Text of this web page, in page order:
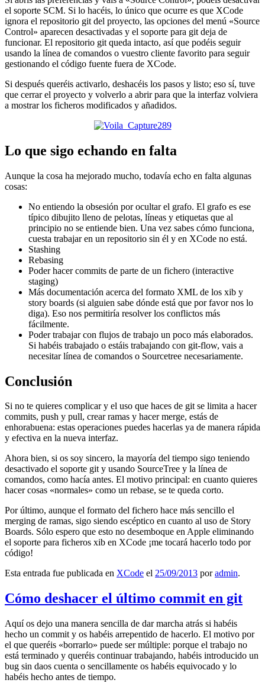
el soporte SCM. Si lo hacéis, lo único que ocurre es que XCode
ignora el repositorio git del proyecto, las opciones del menú «Source
Control» aparecen desactivadas y el soporte para git deja de
funcionar. El repositorio git queda intacto, así que podéis seguir
usando la línea de comandos o vuestro cliente favorito para seguir
gestionando el código fuente fuera de XCode.
Si después queréis activarlo, deshacéis los pasos y listo; eso sí, tuve
que cerrar el proyecto y volverlo a abrir para que la interfaz volviera
a mostrar los ficheros modificados y añadidos.
Lo que sigo echando en falta
Aunque la cosa ha mejorado mucho, todavía echo en falta algunas
cosas:
No entiendo la obsesión por ocultar el grafo. El grafo es ese
típico dibujito lleno de pelotas, líneas y etiquetas que al
principio no se entiende bien. Una vez sabes cómo funciona,
cuesta trabajar en un repositorio sin él y en XCode no está.
Stashing
Rebasing
Poder hacer commits de parte de un fichero (interactive
staging)
Más documentación acerca del formato XML de los xib y
story boards (si alguien sabe dónde está que por favor nos lo
diga). Eso nos permitiría resolver los conflictos más
fácilmente.
Poder trabajar con flujos de trabajo un poco más elaborados.
Si habéis trabajado o estáis trabajando con git-flow, vais a
necesitar línea de comandos o Sourcetree necesariamente.
Conclusión
Si no te quieres complicar y el uso que haces de git se limita a hacer
commits, push y pull, crear ramas y hacer merge, estás de
enhorabuena: estas operaciones puedes hacerlas ya de manera rápida
y efectiva en la nueva interfaz.
Ahora bien, si os soy sincero, la mayoría del tiempo sigo teniendo
desactivado el soporte git y usando SourceTree y la línea de
comandos, como hacía antes. El motivo principal: en cuanto quieres
hacer cosas «normales» como un rebase, se te queda corto.
Por último, aunque el formato del fichero hace más sencillo el
merging de ramas, sigo siendo escéptico en cuanto al uso de Story
Boards. Sólo espero que esto no desemboque en Apple eliminando
el soporte para ficheros xib en XCode ¡me tocará hacerlo todo por
código!
Esta entrada fue publicada en XCode el 25/09/2013 poradmin.
Cómo deshacer el último commit en git
Aquí os dejo una manera sencilla de dar marcha atrás si habéis
hecho un commit y os habéis arrepentido de hacerlo. El motivo por
el que queréis «borrarlo» puede ser múltiple: porque el trabajo no
está terminado y queréis continuar trabajando, habéis introducido un
bug sin daos cuenta o sencillamente os habéis equivocado y lo
habéis hecho antes de tiempo.